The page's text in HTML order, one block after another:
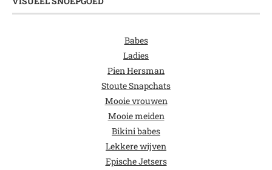
Babes
Ladies
Pien Hersman
Stoute Snapchats
Mooie vrouwen
Mooie meiden
Bikini babes
Lekkere wijven
Epische Jetsers